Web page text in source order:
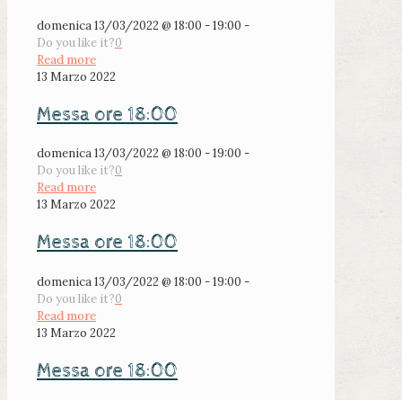
domenica 13/03/2022 @ 18:00 - 19:00 -
Do you like it?0
Read more
13 Marzo 2022
Messa ore 18:00
domenica 13/03/2022 @ 18:00 - 19:00 -
Do you like it?0
Read more
13 Marzo 2022
Messa ore 18:00
domenica 13/03/2022 @ 18:00 - 19:00 -
Do you like it?0
Read more
13 Marzo 2022
Messa ore 18:00